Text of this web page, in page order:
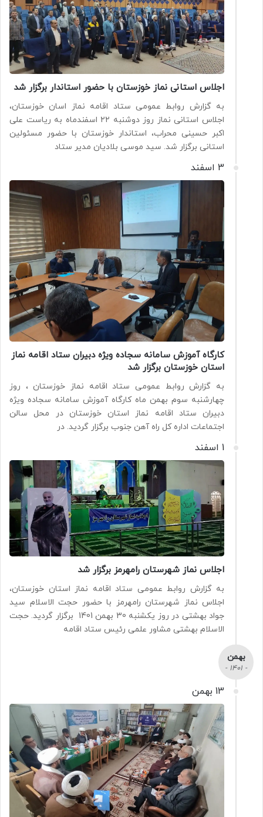
اجلاس استانی نماز خوزستان با حضور استاندار برگزار شد
به گزارش روابط عمومی ستاد اقامه نماز اسان خوزستان،
اجلاس استانی نماز روز دوشنبه ۲۲ اسفندماه به ریاست علی
اکبر حسینی محراب، استاندار خوزستان با حضور مسئولین
استانی برگزار شد. سید موسی بلادیان مدیر ستاد
3 اسفند
کارگاه آموزش سامانه سجاده ویژه دبیران ستاد اقامه نماز
استان خوزستان برگزار شد
به گزارش روابط عمومی ستاد اقامه نماز خوزستان ، روز
چهارشنبه سوم بهمن ماه کارگاه آموزش سامانه سجاده ویژه
دبیران ستاد اقامه نماز استان خوزستان در محل سالن
اجتماعات اداره کل راه آهن جنوب برگزار گردید. در
1 اسفند
اجلاس نماز شهرستان رامهرمز برگزار شد
به گزارش روابط عمومی ستاد اقامه نماز استان خوزستان،
اجلاس نماز شهرستان رامهرمز با حضور حجت الاسلام سید
جواد بهشتی در روز یکشنبه 30 بهمن 1401 برگزار گردید. حجت
الاسلام بهشتی مشاور علمی رئیس ستاد اقامه
بهمن
- 1401 -
13 بهمن